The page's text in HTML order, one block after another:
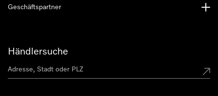
Händlersuche
Geschäftspartner